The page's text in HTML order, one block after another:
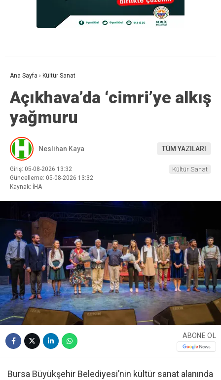
Ana Sayfa › Kültür Sanat
Açıkhava’da ‘cimri’ye alkış
yağmuru
Neslihan Kaya TÜM YAZILARI
Giriş: 05-08-2026 13:32
Güncelleme: 05-08-2026 13:32
Kaynak: İHA
Kültür Sanat
ABONE OL
Bursa Büyükşehir Belediyesi’nin kültür sanat alanında